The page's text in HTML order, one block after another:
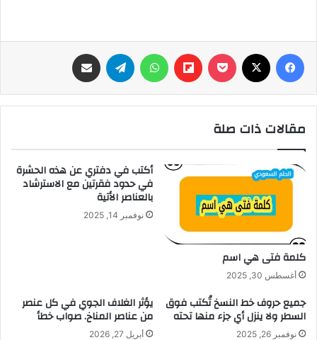
فيسبوك ‫Pocket
Flipboard واتساب تيلقرام
مقالات ذات صلة
كلمة فتى هي اسم
أغسطس 30, 2025
أكتب في دفتري عن هذه الحشرة
في حدود فقرتين مع الاسترشاد
بالعناصر الأتية
نوفمبر 14, 2025
جميع حروف خط النسخ تُكتب فوق
السطر ولا ينزل أي جزء منها تحته
نوفمبر 26, 2025
يؤثر الغلاف الجوي في كل عنصر
من عناصر المناخ. صواب خطأ
أبريل 27, 2026